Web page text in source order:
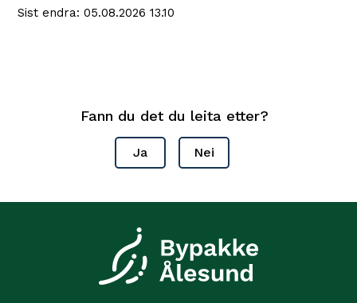
Sist endra 05.08.2026 13.10
Fann du det du leita etter?
Ja Nei